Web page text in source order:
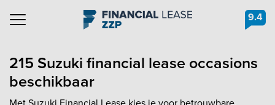
Navigation 9.4
215 Suzuki financial lease occasions
beschikbaar